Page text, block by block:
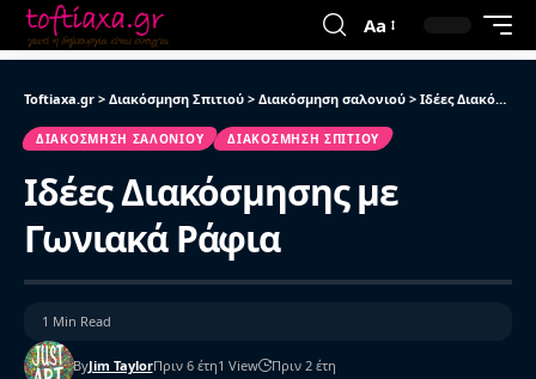
Aa
Toftiaxa.gr > Διακόσμηση Σπιτιού > Διακόσμηση σαλονιού > Ιδέες Διακόσμησης με Γωνιακά Ράφια
ΔΙΑΚΌΣΜΗΣΗ ΣΑΛΟΝΙΟΎ ΔΙΑΚΌΣΜΗΣΗ ΣΠΙΤΙΟΎ
Ιδέες Διακόσμησης με
Γωνιακά Ράφια
ByJim TaylorΠριν 6 έτη1 View Πριν 2 έτη
1 Min Read